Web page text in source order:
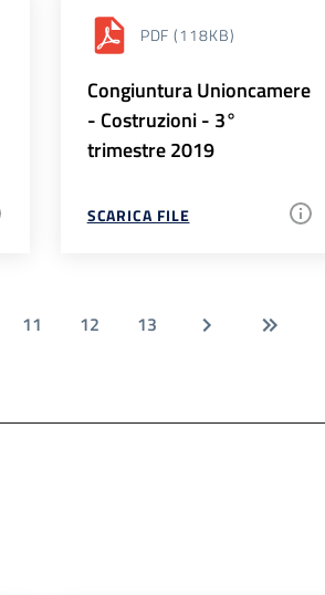
PDF (118KB)
Congiuntura Unioncamere
- Costruzioni - 3°
trimestre 2019
SCARICA FILE
11 12 13